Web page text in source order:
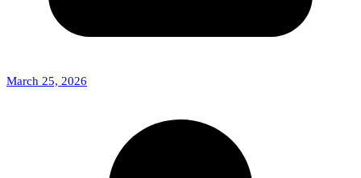
March 25, 2026